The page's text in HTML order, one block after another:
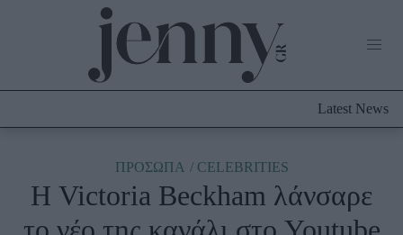
Culture
Fashion
Latest News
ΠΡΟΣΩΠΑ CELEBRITIES
Η Victoria Beckham λάνσαρε